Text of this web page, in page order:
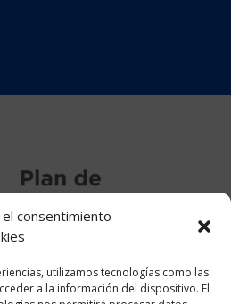
consentimiento
utilizamos tecnologías como las
a la información del dispositivo. El